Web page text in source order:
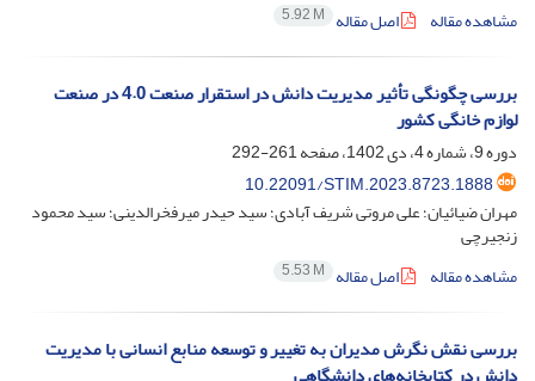
مشاهده مقاله
اصل مقاله 5.92 M
بررسی چگونگی تأثیر مدیریت دانش در استقرار صنعت 4.0 در صنعت
لوازم خانگی کشور
دوره 9، شماره 4، دی 1402، صفحه
261-292
10.22091/STIM.2023.8723.1888
مهران ضیائیان؛ علی مروتی شریف آبادی؛ سید حیدر میرفخرالدینی؛ سید محمود
زنجیرچی
مشاهده مقاله
اصل مقاله 5.53 M
بررسی نقش نگرش مدیران به تغییر و توسعه منابع انسانی با مدیریت